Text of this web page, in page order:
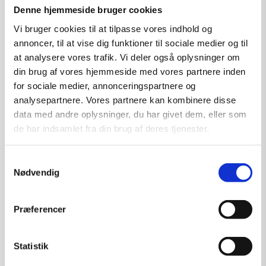
Denne hjemmeside bruger cookies
Vi bruger cookies til at tilpasse vores indhold og
annoncer, til at vise dig funktioner til sociale medier og til
at analysere vores trafik. Vi deler også oplysninger om
din brug af vores hjemmeside med vores partnere inden
for sociale medier, annonceringspartnere og
analysepartnere. Vores partnere kan kombinere disse
data med andre oplysninger, du har givet dem, eller som
de har indsamlet fra din brug af deres tjenester.
Nødvendig
Præferencer
Statistik
Tilføj til kurv